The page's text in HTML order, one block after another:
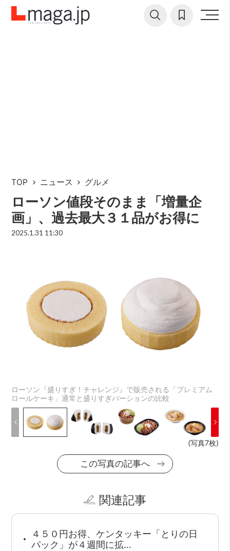
TOP ニュース グルメ
ローソン値段そのまま「増量企
画」、過去最大３１品がお得に
2025.1.31 11:30
ローソン『盛りすぎ！チャレンジ』で販売される「プレミアム
ロールケーキ」通常と盛りすぎバーションの比較
(写真7枚)
この写真の記事へ
関連記事
４５０円お得、ケンタッキー「とりの日
パック」が４週間に拡…